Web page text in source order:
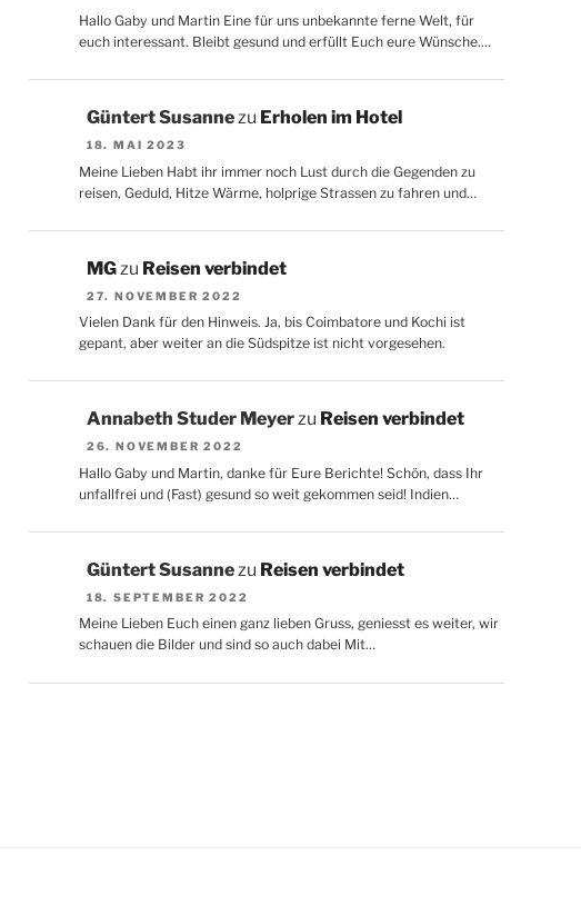
Hallo Gaby und Martin Eine für uns unbekannte ferne Welt, für
euch interessant. Bleibt gesund und erfüllt Euch eure Wünsche.…
Güntert Susannezu Erholen im Hotel
18. MAI 2023
Meine Lieben Habt ihr immer noch Lust durch die Gegenden zu
reisen, Geduld, Hitze Wärme, holprige Strassen zu fahren und…
MGzu Reisen verbindet
27. NOVEMBER 2022
Vielen Dank für den Hinweis. Ja, bis Coimbatore und Kochi ist
gepant, aber weiter an die Südspitze ist nicht vorgesehen.
Annabeth Studer Meyerzu Reisen verbindet
26. NOVEMBER 2022
Hallo Gaby und Martin, danke für Eure Berichte! Schön, dass Ihr
unfallfrei und (Fast) gesund so weit gekommen seid! Indien…
Güntert Susannezu Reisen verbindet
18. SEPTEMBER 2022
Meine Lieben Euch einen ganz lieben Gruss, geniesst es weiter, wir
schauen die Bilder und sind so auch dabei Mit…